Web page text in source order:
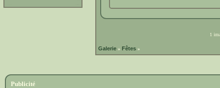
1
Galerie » Fêtes »
Publicité